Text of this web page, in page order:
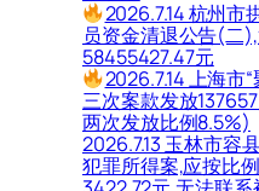
2026.7.14 杭州市
员资金清退公告(二
58455427.47元
2026.7.14 上海市
三次案款发放
两次发放比例8.5%)
2026.7.13 玉林市容
犯罪所得案,应按比